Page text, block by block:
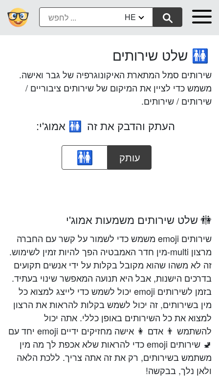
HE
🚻 שלט שירותים
שירותים סמל המתארת האיקונוגרפיה של גבר ואישה.
משמש כדי לציין את המיקום של שירותים ציבוריים /
שירותים / שירותים.
העתק והדבק את זה 🚻 אמוג'י:
עותק
🚻 שלט שירותים משמעות אמוג'י
שירותים emoji משמש כדי לשמור על קשר עם החברה
מרצון multi-מין חדר האמבטיה הפך להיות זמין לשימוש.
זה לא משהו שהוא מקובל בקלות על ידי אנשים תקועים
בדרכים הישנות, אבל היא תנועה המאפשר שינוי בעתיד.
בזמן לשירותים emoji יכול לשמש כדי לייצג למצוא כל
מין בשירותים, זה יכול לשמש בקלות להראות את הרצון
למצוא את כל השירותים באופן כללי. אתה יכול
להשתמש 👨 אדם 👩 אישה מחזיקים ידיים emoji יחד עם
🚽 שירותים emoji כדי להראות שלא אכפת לך מה מין
משתמש בשירותים, רק את זה אתה צריך. ללכת הלאה
ולאן נלך, בבקשה!